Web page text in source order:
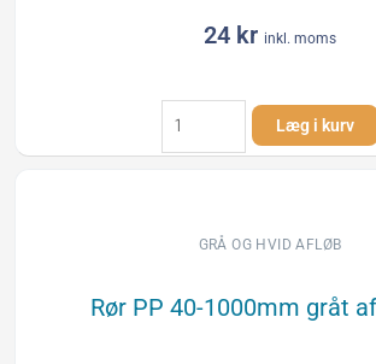
24 kr inkl. moms
Reduktion
75
-
grå
antal
Læg i kurv
GRÅ OG HVID AFLØB
Rør PP 40-1000mm gråt